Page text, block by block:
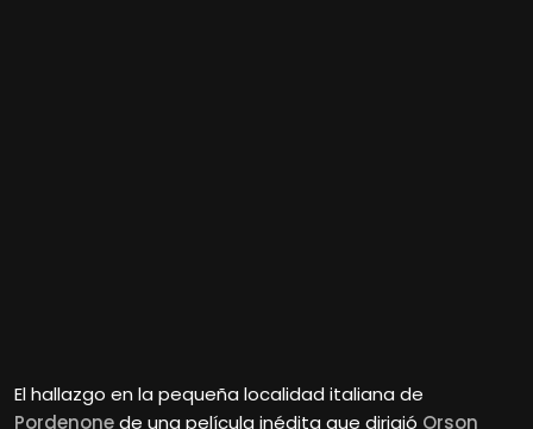
El hallazgo en la pequeña localidad italiana de
Pordenonede una película inédita que dirigió Orson